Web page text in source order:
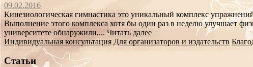
09.02.2016
Кинезиологическая гимнастика это уникальный комплекс
Выполнение этого комплекса хотя бы один раз в неделю улучшает
университете обнаружили,... Читать далее
Индивидуальная консультация Для организаторов и издательств
Статьи